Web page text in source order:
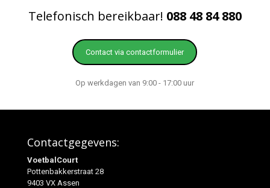
Telefonisch bereikbaar! 088 48 84 880
Contact via contactformulier
Op werkdagen van 9:00 - 17:00 uur
Contactgegevens:
VoetbalCourt
Pottenbakkerstraat 28
9403 VX Assen